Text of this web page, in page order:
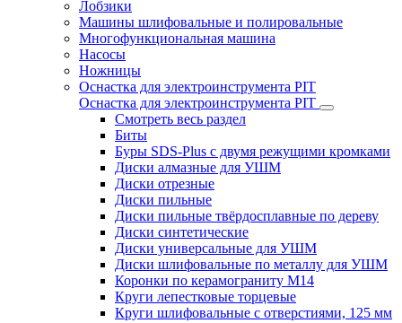
Лобзики
Машины шлифовальные и полировальные
Многофункциональная машина
Насосы
Ножницы
Оснастка для электроинструмента PIT
Оснастка для электроинструмента PIT
Смотреть весь раздел
Биты
Буры SDS-Plus c двумя режущими кромками
Диски алмазные для УШМ
Диски отрезные
Диски пильные
Диски пильные твёрдосплавные по дереву
Диски синтетические
Диски универсальные для УШМ
Диски шлифовальные по металлу для УШМ
Коронки по керамограниту M14
Круги лепестковые торцевые
Круги шлифовальные с отверстиями, 125 мм